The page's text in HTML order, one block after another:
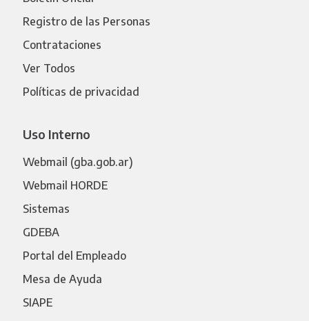
Registro de las Personas
Contrataciones
Ver Todos
Políticas de privacidad
Uso Interno
Webmail (gba.gob.ar)
Webmail HORDE
Sistemas
GDEBA
Portal del Empleado
Mesa de Ayuda
SIAPE